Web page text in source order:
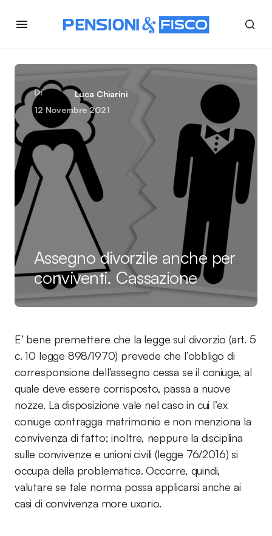
Di
Luca Chiarini
12 Novembre 2021
Assegno divorzile anche per
conviventi. Cassazione
E’ bene premettere che la legge sul divorzio (art. 5
c. 10 legge 898/1970) prevede che l’obbligo di
corresponsione dell’assegno cessa se il coniuge, al
quale deve essere corrisposto, passa a nuove
nozze. La disposizione vale nel caso in cui l’ex
coniuge contragga matrimonio e non menziona la
convivenza di fatto; inoltre, neppure la disciplina
sulle convivenze e unioni civili (legge 76/2016) si
occupa della problematica. Occorre, quindi,
valutare se tale norma possa applicarsi anche ai
casi di convivenza more uxorio.